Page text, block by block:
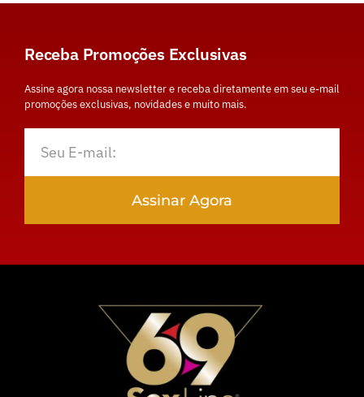
Receba Promoções Exclusivas
Assine agora nossa newsletter e receba diretamente em seu e-mail
promoções exclusivas, novidades e muito mais.
Assinar Agora